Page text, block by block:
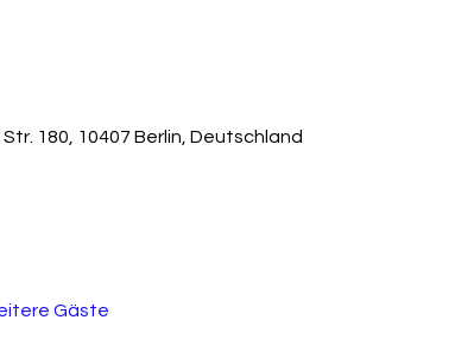
180, 10407 Berlin, Deutschland
Gäste